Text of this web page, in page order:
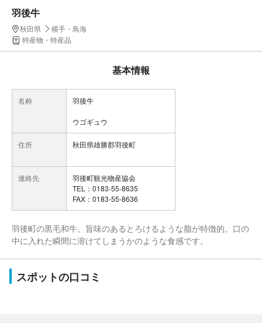
羽後牛
秋田県
横手・鳥海
特産物・特産品
基本情報
名称 羽後牛
ウゴギュウ
住所 秋田県雄勝郡羽後町
連絡先
羽後町観光物産協会
TEL：0183-55-8635
FAX：0183-55-8636
羽後町の黒毛和牛。旨味のあるとろけるような脂が特徴的。口の
中に入れた瞬間に溶けてしまうかのような食感です。
スポットの口コミ